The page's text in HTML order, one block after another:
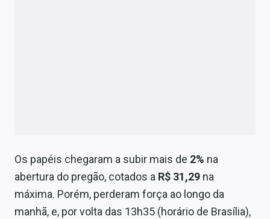
Sobre
Expediente
Os papéis chegaram a subir mais de 2% na
abertura do pregão, cotados a R$ 31,29 na
máxima. Porém, perderam força ao longo da
manhã, e, por volta das 13h35 (horário de Brasília),